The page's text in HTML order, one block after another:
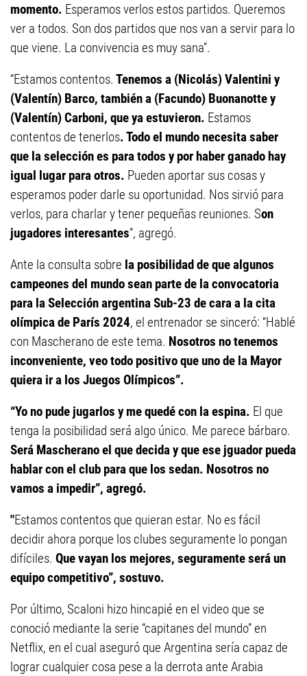
momento. Esperamos verlos estos partidos. Queremos
ver a todos. Son dos partidos que nos van a servir para lo
que viene. La convivencia es muy sana”.
“Estamos contentos. Tenemos a (Nicolás) Valentini y
(Valentín) Barco, también a (Facundo) Buonanotte y
(Valentín) Carboni, que ya estuvieron. Estamos
contentos de tenerlos. Todo el mundo necesita saber
que la selección es para todos y por haber ganado hay
igual lugar para otros. Pueden aportar sus cosas y
esperamos poder darle su oportunidad. Nos sirvió para
verlos, para charlar y tener pequeñas reuniones. Son
jugadores interesantes”, agregó.
Ante la consulta sobre la posibilidad de que algunos
campeones del mundo sean parte de la convocatoria
para la Selección argentina Sub-23 de cara a la cita
olímpica de París 2024, el entrenador se sinceró: “Hablé
con Mascherano de este tema. Nosotros no tenemos
inconveniente, veo todo positivo que uno de la Mayor
quiera ir a los Juegos Olímpicos”.
“Yo no pude jugarlos y me quedé con la espina. El que
tenga la posibilidad será algo único. Me parece bárbaro.
Será Mascherano el que decida y que ese jguador pueda
hablar con el club para que los sedan. Nosotros no
vamos a impedir”, agregó.
"Estamos contentos que quieran estar. No es fácil
decidir ahora porque los clubes seguramente lo pongan
difíciles. Que vayan los mejores, seguramente será un
equipo competitivo”, sostuvo.
Por último, Scaloni hizo hincapié en el video que se
conoció mediante la serie “capitanes del mundo” en
Netflix, en el cual aseguró que Argentina sería capaz de
lograr cualquier cosa pese a la derrota ante Arabia